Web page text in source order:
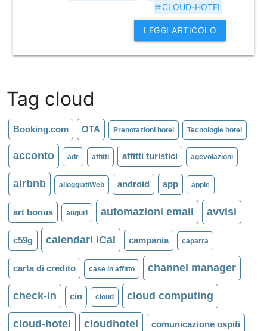
tag CLOUD-HOTEL
LEGGI ARTICOLO
Tag cloud
Booking.com OTA Prenotazioni hotel Tecnologie hotel
acconto adr affitti affitti turistici agevolazioni
airbnb alloggiatiWeb android app apple
art bonus auguri automazioni email avvisi
c59g calendari iCal campania caparra
carta di credito case in affitto channel manager
check-in cin cloud cloud computing
cloud-hotel cloudhotel comunicazione ospiti